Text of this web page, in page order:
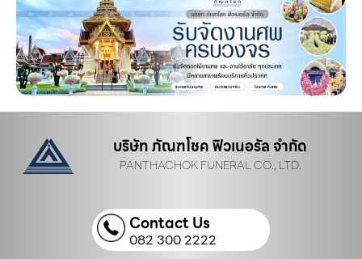
บริษัท ภัณฑโชค ฟิวเนอรัล จำกัด
PANTHACHOK FUNERAL CO., LTD.
Contact Us
082 300 2222